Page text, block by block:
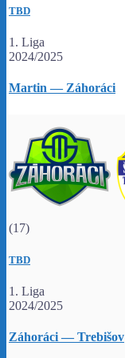
TBD
1. Liga
2024/2025
Martin — Záhoráci
(17)
TBD
1. Liga
2024/2025
Záhoráci — Trebišov